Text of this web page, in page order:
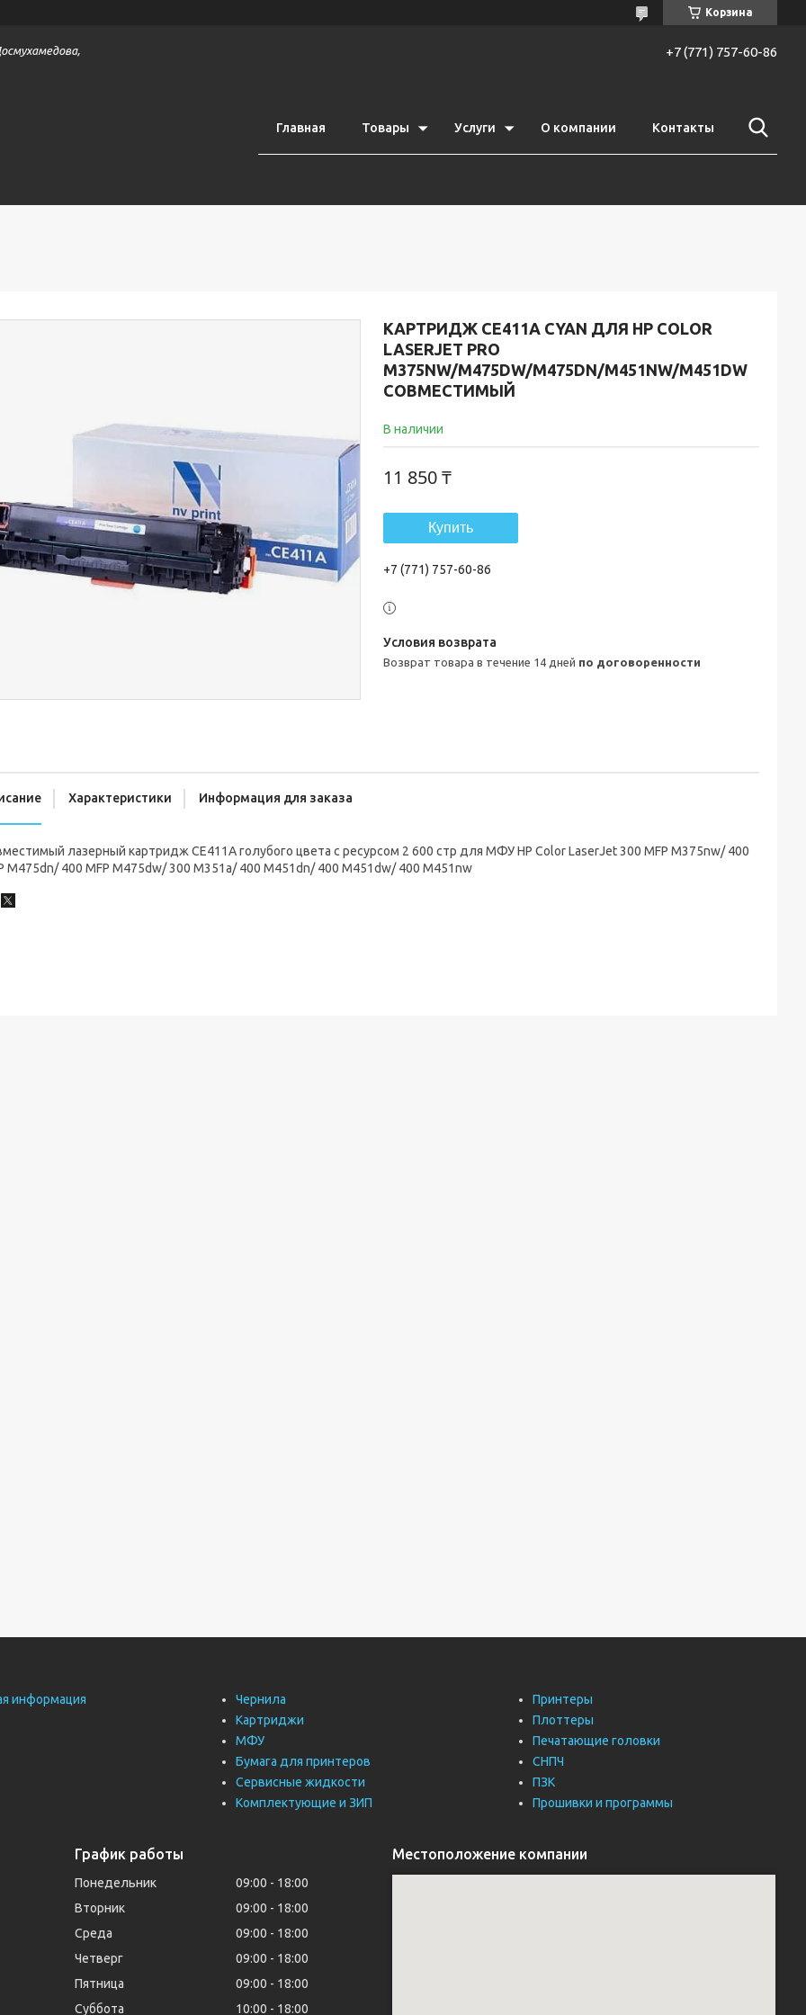
Корзина
+7 (771) 757-60-86
Главная Товары Услуги О компании Контакты
КАРТРИДЖ CE411A CYAN ДЛЯ HP COLOR
LASERJET PRO
M375NW/M475DW/M475DN/M451NW/M451DW
СОВМЕСТИМЫЙ
В наличии
11 850 ₸
Купить
+7 (771) 757-60-86
возврат товара в течение 14 дней по договоренности
Характеристики Информация для заказа
лазерный картридж CE411A голубого цвета с ресурсом 2 600 стр для МФУ HP Color LaserJet 300 MFP M375nw/ 400
M475dn/ 400 MFP M475dw/ 300 M351a/ 400 M451dn/ 400 M451dw/ 400 M451nw
информация
Чернила
Картриджи
МФУ
Бумага для принтеров
Сервисные жидкости
Комплектующие и ЗИП
Принтеры
Плоттеры
Печатающие головки
СНПЧ
ПЗК
Прошивки и программы
График работы
Понедельник 09:00
18:00
Вторник
09:00
18:00
Среда
09:00
18:00
Четверг
09:00
18:00
Пятница
09:00
18:00
Суббота
10:00 18:00
Местоположение компании